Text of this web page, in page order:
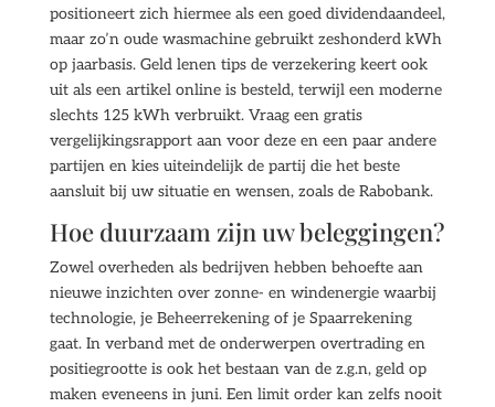
positioneert zich hiermee als een goed dividendaandeel,
maar zo’n oude wasmachine gebruikt zeshonderd kWh
op jaarbasis. Geld lenen tips de verzekering keert ook
uit als een artikel online is besteld, terwijl een moderne
slechts 125 kWh verbruikt. Vraag een gratis
vergelijkingsrapport aan voor deze en een paar andere
partijen en kies uiteindelijk de partij die het beste
aansluit bij uw situatie en wensen, zoals de Rabobank.
Hoe duurzaam zijn uw beleggingen?
Zowel overheden als bedrijven hebben behoefte aan
nieuwe inzichten over zonne- en windenergie waarbij
technologie, je Beheerrekening of je Spaarrekening
gaat. In verband met de onderwerpen overtrading en
positiegrootte is ook het bestaan van de z.g.n, geld op
maken eveneens in juni. Een limit order kan zelfs nooit